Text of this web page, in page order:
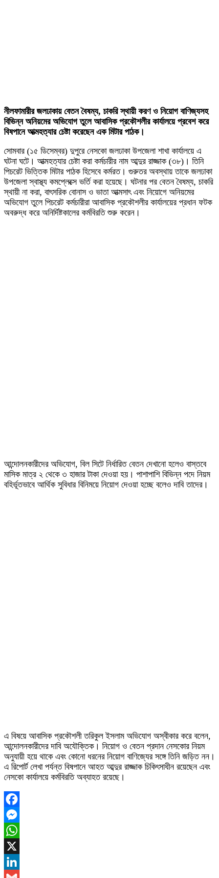
নীলফামারীর জলঢাকায় বেতন বৈষম্য, চাকরি স্থায়ী করণ ও নিয়োগ বাণিজ্যসহ
বিভিন্ন অনিয়মের অভিযোগ তুলে আবাসিক প্রকৌশলীর কার্যালয়ে প্রবেশ করে
বিষপানে আত্মহত্যার চেষ্টা করেছেন এক মিটার পাঠক।
সোমবার (১৫ ডিসেম্বর) দুপুরে নেসকো জলঢাকা উপজেলা শাখা কার্যালয়ে এ
ঘটনা ঘটে। আত্মহত্যার চেষ্টা করা কর্মচারীর নাম আব্দুর রাজ্জাক (৩৮)। তিনি
পিচরেট ভিত্তিক মিটার পাঠক হিসেবে কর্মরত। গুরুতর অবস্থায় তাকে জলঢাকা
উপজেলা স্বাস্থ্য কমপ্লেক্সে ভর্তি করা হয়েছে। ঘটনার পর বেতন বৈষম্য, চাকরি
স্থায়ী না করা, বাৎসরিক বোনাস ও ভাতা আত্মসাৎ এবং নিয়োগে অনিয়মের
অভিযোগ তুলে পিচরেট কর্মচারীরা আবাসিক প্রকৌশলীর কার্যালয়ের প্রধান ফটক
অবরুদ্ধ করে অনির্দিষ্টকালের কর্মবিরতি শুরু করেন।
আন্দোলনকারীদের অভিযোগ, বিল সিটে নির্ধারিত বেতন দেখানো হলেও বাস্তবে
মাসিক মাত্র ২ থেকে ৩ হাজার টাকা দেওয়া হয়। পাশাপাশি বিভিন্ন পদে নিয়ম
বহির্ভূতভাবে আর্থিক সুবিধার বিনিময়ে নিয়োগ দেওয়া হচ্ছে বলেও দাবি তাদের।
এ বিষয়ে আবাসিক প্রকৌশলী তরিকুল ইসলাম অভিযোগ অস্বীকার করে বলেন,
আন্দোলনকারীদের দাবি অযৌক্তিক। নিয়োগ ও বেতন প্রদান নেসকোর নিয়ম
অনুযায়ী হয়ে থাকে এবং কোনো ধরনের নিয়োগ বাণিজ্যের সঙ্গে তিনি জড়িত নন।
এ রিপোর্ট লেখা পর্যন্ত বিষপানে আহত আব্দুর রাজ্জাক চিকিৎসাধীন রয়েছেন এবং
নেসকো কার্যালয়ে কর্মবিরতি অব্যাহত রয়েছে।
Facebook
Messenger
WhatsApp
X